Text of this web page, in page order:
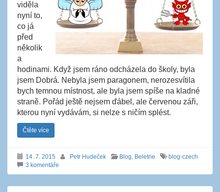
viděla
nyní to,
co já
před
několik
a
hodinami. Když jsem ráno odcházela do školy, byla
jsem Dobrá. Nebyla jsem paragonem, nerozesvítila
bych temnou místnost, ale byla jsem spíše na kladné
straně. Pořád ještě nejsem ďábel, ale červenou záři,
kterou nyní vydávám, si nelze s ničím splést.
Čtěte více
14. 7. 2015 Petr Hudeček Blog, Beletrie
blog-czech
3 komentáře